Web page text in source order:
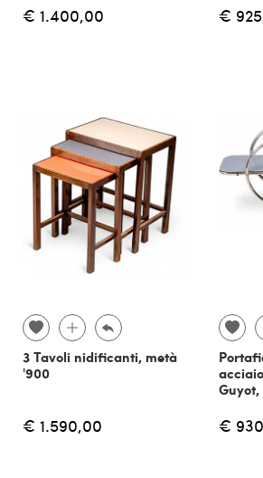
€ 1.400,00 €
3 Tavoli nidificanti, metà
'900
€ 1.590,00 €